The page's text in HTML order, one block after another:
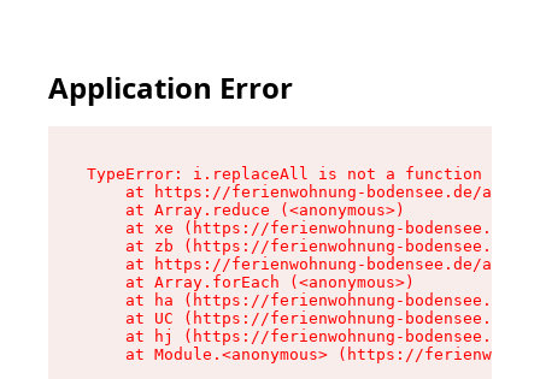
Application Error
TypeError: i.replaceAll is not a function
at https://ferienwohnung-bodensee.de/
    at Array.reduce (<anonymous>)
at xe (https://ferienwohnung-bodensee.de/
at zb (https://ferienwohnung-bodensee.de/
at https://ferienwohnung-bodensee.de/
    at Array.forEach (<anonymous>)
at ha (https://ferienwohnung-bodensee.de/
at UC (https://ferienwohnung-bodensee.de/
at hj (https://ferienwohnung-bodensee.de/
at Module.<anonymous> (https://